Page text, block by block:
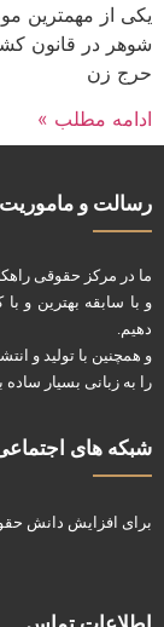
یکی از مهمترین
شوهر در قانون
حرج زن
ادامه مطلب »
رسالت و ماموریت
ما در مرکز حقوقی
و با سابقه بهترین و
دهیم.
و همچنین با تولید و
را به زبانی بسیار
شبکه های
برای افزایش دانش